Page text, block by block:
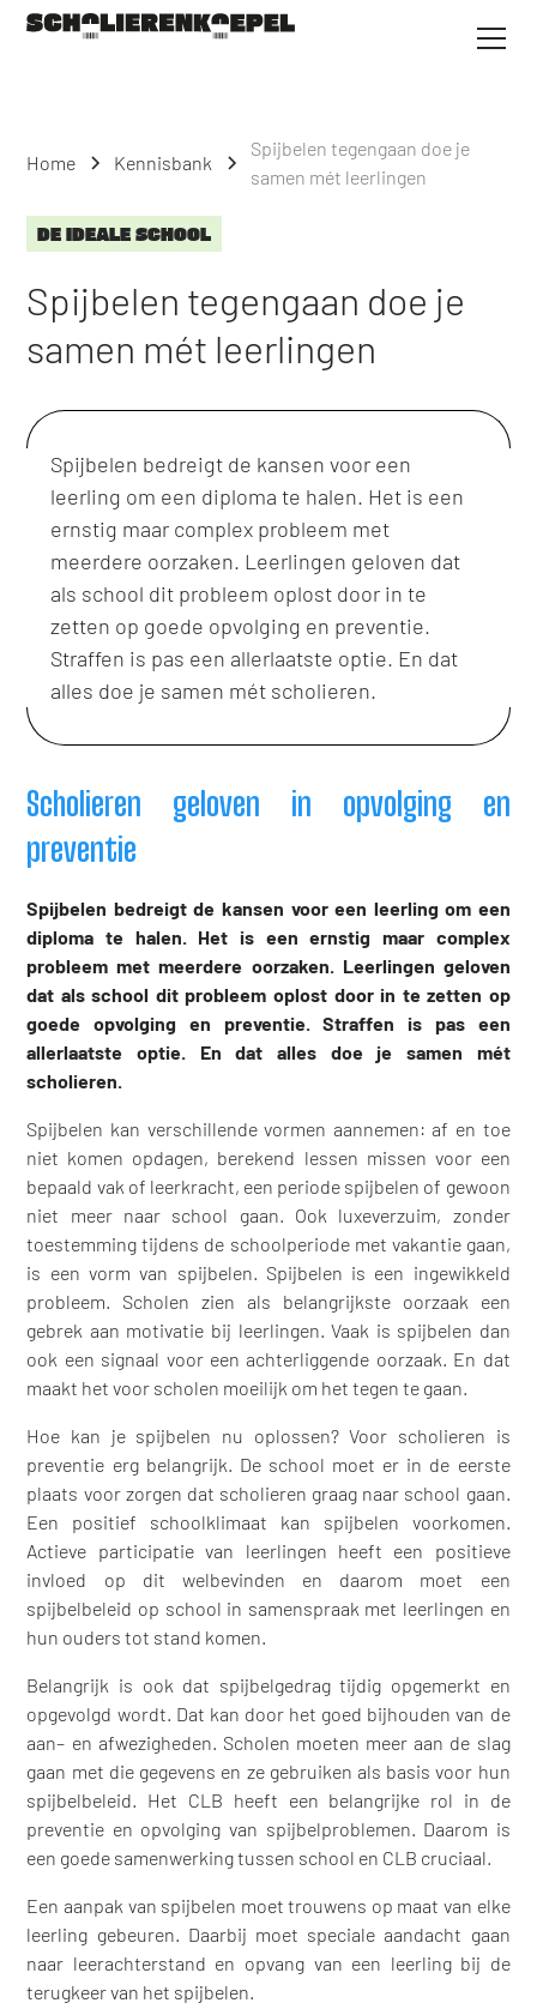
Home Kennisbank
Spijbelen tegengaan doe je
samen mét leerlingen
DE IDEALE SCHOOL
Spijbelen tegengaan doe je
samen mét leerlingen
Spijbelen bedreigt de kansen voor een
leerling om een diploma te halen. Het is een
ernstig maar complex probleem met
meerdere oorzaken. Leerlingen geloven dat
als school dit probleem oplost door in te
zetten op goede opvolging en preventie.
Straffen is pas een allerlaatste optie. En dat
alles doe je samen mét scholieren.
Scholieren geloven in opvolging en
preventie
Spijbelen bedreigt de kansen voor een leerling om een
diploma te halen. Het is een ernstig maar complex
probleem met meerdere oorzaken. Leerlingen geloven
dat als school dit probleem oplost door in te zetten op
goede opvolging en preventie. Straffen is pas een
allerlaatste optie. En dat alles doe je samen mét
scholieren.
Spijbelen kan verschillende vormen aannemen: af en toe
niet komen opdagen, berekend lessen missen voor een
bepaald vak of leerkracht, een periode spijbelen of gewoon
niet meer naar school gaan. Ook luxeverzuim, zonder
toestemming tijdens de schoolperiode met vakantie gaan,
is een vorm van spijbelen. Spijbelen is een ingewikkeld
probleem. Scholen zien als belangrijkste oorzaak een
gebrek aan motivatie bij leerlingen. Vaak is spijbelen dan
ook een signaal voor een achterliggende oorzaak. En dat
maakt het voor scholen moeilijk om het tegen te gaan.
Hoe kan je spijbelen nu oplossen? Voor scholieren is
preventie erg belangrijk. De school moet er in de eerste
plaats voor zorgen dat scholieren graag naar school gaan.
Een positief schoolklimaat kan spijbelen voorkomen.
Actieve participatie van leerlingen heeft een positieve
invloed op dit welbevinden en daarom moet een
spijbelbeleid op school in samenspraak met leerlingen en
hun ouders tot stand komen.
Belangrijk is ook dat spijbelgedrag tijdig opgemerkt en
opgevolgd wordt. Dat kan door het goed bijhouden van de
aan– en afwezigheden. Scholen moeten meer aan de slag
gaan met die gegevens en ze gebruiken als basis voor hun
spijbelbeleid. Het CLB heeft een belangrijke rol in de
preventie en opvolging van spijbelproblemen. Daarom is
een goede samenwerking tussen school en CLB cruciaal.
Een aanpak van spijbelen moet trouwens op maat van elke
leerling gebeuren. Daarbij moet speciale aandacht gaan
naar leerachterstand en opvang van een leerling bij de
terugkeer van het spijbelen.